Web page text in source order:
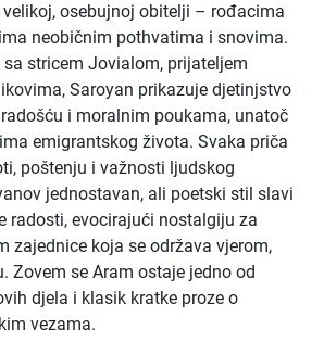
osebujnoj obitelji – rođacima
neobičnim pothvatima i snovima.
sa stricem Jovialom, prijateljem
Saroyan prikazuje djetinjstvo
i moralnim poukama, unatoč
emigrantskog života. Svaka priča
poštenju i važnosti ljudskog
jednostavan, ali poetski stil slavi
radosti, evocirajući nostalgiju za
zajednice koja se održava vjerom,
Zovem se Aram ostaje jedno od
djela i klasik kratke proze o
vezama.